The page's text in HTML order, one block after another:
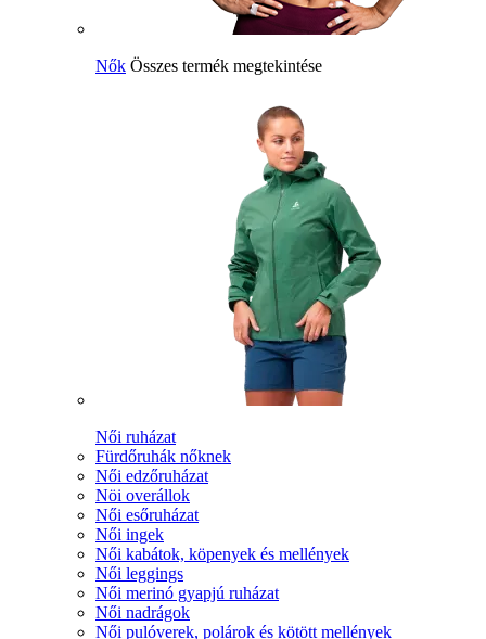
Nők Összes termék megtekintése
Női ruházat
Fürdőruhák nőknek
Női edzőruházat
Nöi overállok
Női esőruházat
Női ingek
Női kabátok, köpenyek és mellények
Női leggings
Női merinó gyapjú ruházat
Női nadrágok
Női pulóverek, polárok és kötött mellények